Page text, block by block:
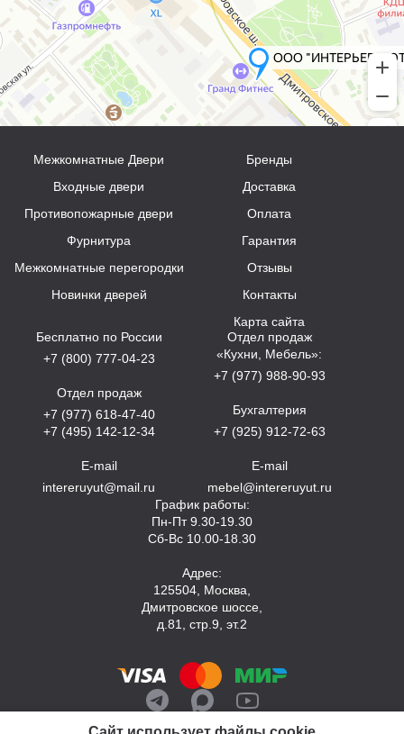
Межкомнатные Двери
Входные двери
Противопожарные двери
Фурнитура
Межкомнатные перегородки
Новинки дверей
Бренды
Доставка
Оплата
Гарантия
Отзывы
Контакты
Карта сайта
Бесплатно по России
+7 (800) 777-04-23
Отдел продаж
+7 (977) 618-47-40
+7 (495) 142-12-34
E-mail
intereruyut@mail.ru
Отдел продаж
«Кухни, Мебель»:
+7 (977) 988-90-93
Бухгалтерия
+7 (925) 912-72-63
E-mail
mebel@intereruyut.ru
График работы:
Пн-Пт 9.30-19.30
Сб-Вс 10.00-18.30
Адрес:
125504, Москва,
Дмитровское шоссе,
д.81, стр.9, эт.2